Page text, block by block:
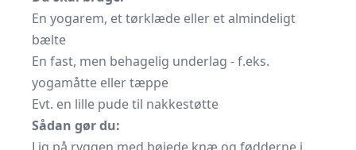
En yogarem, et tørklæde eller et almindeligt
bælte
En fast, men behagelig underlag - f.eks.
yogamåtte eller tæppe
Evt. en lille pude til nakkestøtte
Sådan gør du: